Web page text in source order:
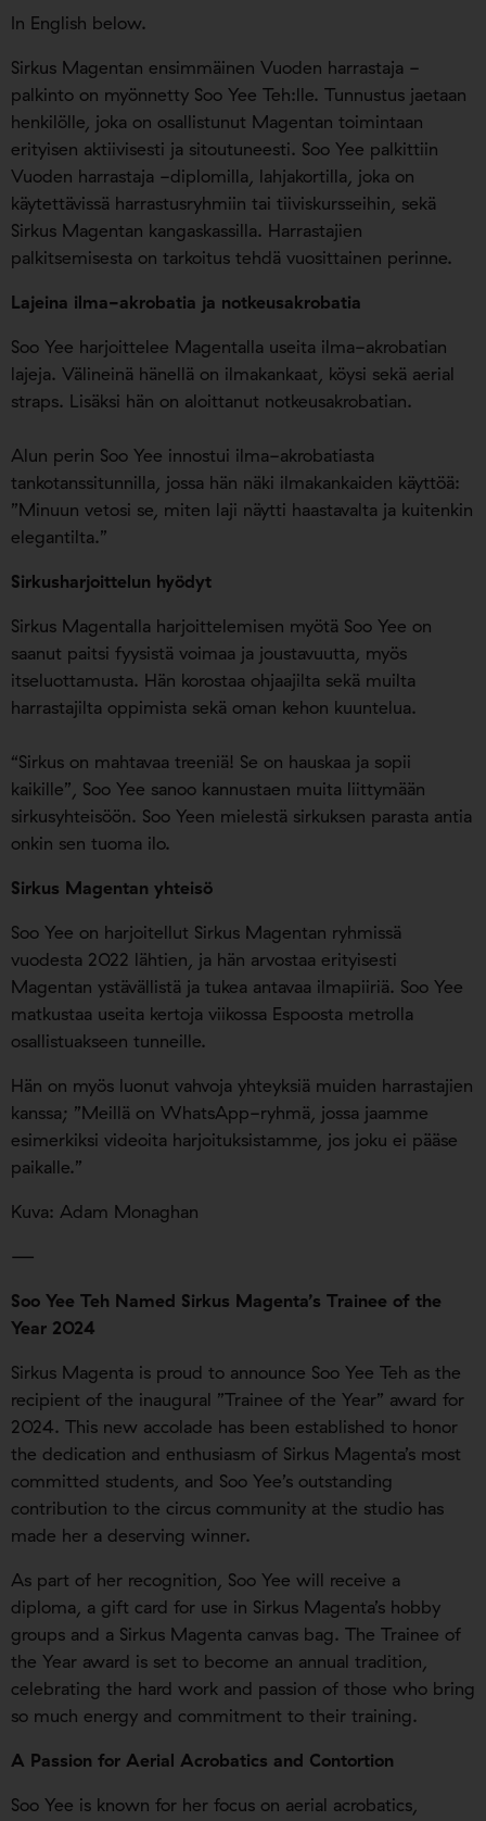
In English below.
Sirkus Magentan ensimmäinen Vuoden harrastaja -
palkinto on myönnetty Soo Yee Teh:lle. Tunnustus jaetaan
henkilölle, joka on osallistunut Magentan toimintaan
erityisen aktiivisesti ja sitoutuneesti. Soo Yee palkittiin
Vuoden harrastaja -diplomilla, lahjakortilla, joka on
käytettävissä harrastusryhmiin tai tiiviskursseihin, sekä
Sirkus Magentan kangaskassilla. Harrastajien
palkitsemisesta on tarkoitus tehdä vuosittainen perinne.
Lajeina ilma-akrobatia ja notkeusakrobatia
Soo Yee harjoittelee Magentalla useita ilma-akrobatian
lajeja. Välineinä hänellä on ilmakankaat, köysi sekä aerial
straps. Lisäksi hän on aloittanut notkeusakrobatian.
Alun perin Soo Yee innostui ilma-akrobatiasta
tankotanssitunnilla, jossa hän näki ilmakankaiden käyttöä:
”Minuun vetosi se, miten laji näytti haastavalta ja kuitenkin
elegantilta.”
Sirkusharjoittelun hyödyt
Sirkus Magentalla harjoittelemisen myötä Soo Yee on
saanut paitsi fyysistä voimaa ja joustavuutta, myös
itseluottamusta. Hän korostaa ohjaajilta sekä muilta
harrastajilta oppimista sekä oman kehon kuuntelua.
“Sirkus on mahtavaa treeniä! Se on hauskaa ja sopii
kaikille”, Soo Yee sanoo kannustaen muita liittymään
sirkusyhteisöön. Soo Yeen mielestä sirkuksen parasta antia
onkin sen tuoma ilo.
Sirkus Magentan yhteisö
Soo Yee on harjoitellut Sirkus Magentan ryhmissä
vuodesta 2022 lähtien, ja hän arvostaa erityisesti
Magentan ystävällistä ja tukea antavaa ilmapiiriä. Soo Yee
matkustaa useita kertoja viikossa Espoosta metrolla
osallistuakseen tunneille.
Hän on myös luonut vahvoja yhteyksiä muiden harrastajien
kanssa; ”Meillä on WhatsApp-ryhmä, jossa jaamme
esimerkiksi videoita harjoituksistamme, jos joku ei pääse
paikalle.”
Kuva: Adam Monaghan
—
Soo Yee Teh Named Sirkus Magenta’s Trainee of the
Year 2024
Sirkus Magenta is proud to announce Soo Yee Teh as the
recipient of the inaugural ”Trainee of the Year” award for
2024. This new accolade has been established to honor
the dedication and enthusiasm of Sirkus Magenta’s most
committed students, and Soo Yee’s outstanding
contribution to the circus community at the studio has
made her a deserving winner.
As part of her recognition, Soo Yee will receive a
diploma, a gift card for use in Sirkus Magenta’s hobby
groups and a Sirkus Magenta canvas bag. The Trainee of
the Year award is set to become an annual tradition,
celebrating the hard work and passion of those who bring
so much energy and commitment to their training.
A Passion for Aerial Acrobatics and Contortion
Soo Yee is known for her focus on aerial acrobatics,